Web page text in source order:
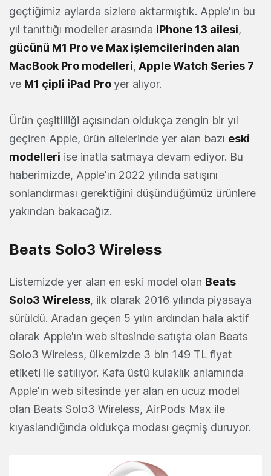
geçtiğimiz aylarda sizlere aktarmıştık. Apple'ın bu
yıl tanıttığı modeller arasında iPhone 13 ailesi,
gücünü M1 Pro ve Max işlemcilerinden alan
MacBook Pro modelleri, Apple Watch Series 7
ve M1 çipli iPad Proyer alıyor.
Ürün çeşitliliği açısından oldukça zengin bir yıl
geçiren Apple, ürün ailelerinde yer alan bazı eski
modelleri ise inatla satmaya devam ediyor. Bu
haberimizde, Apple'ın 2022 yılında satışını
sonlandırması gerektiğini düşündüğümüz ürünlere
yakından bakacağız.
Beats Solo3 Wireless
Listemizde yer alan en eski model olan Beats
Solo3 Wireless, ilk olarak 2016 yılında piyasaya
sürüldü. Aradan geçen 5 yılın ardından hala aktif
olarak Apple'ın web sitesinde satışta olan Beats
Solo3 Wireless, ülkemizde 3 bin 149 TL fiyat
etiketi ile satılıyor. Kafa üstü kulaklık anlamında
Apple'ın web sitesinde yer alan en ucuz model
olan Beats Solo3 Wireless, AirPods Max ile
kıyaslandığında oldukça modası geçmiş duruyor.